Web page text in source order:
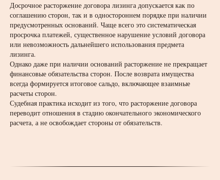
Досрочное расторжение договора лизинга допускается как по
соглашению сторон, так и в одностороннем порядке при наличии
предусмотренных оснований. Чаще всего это систематическая
просрочка платежей, существенное нарушение условий договора
или невозможность дальнейшего использования предмета
лизинга.
Однако даже при наличии оснований расторжение не прекращает
финансовые обязательства сторон. После возврата имущества
всегда формируется итоговое сальдо, включающее взаимные
расчеты сторон.
Судебная практика исходит из того, что расторжение договора
переводит отношения в стадию окончательного экономического
расчета, а не освобождает стороны от обязательств.